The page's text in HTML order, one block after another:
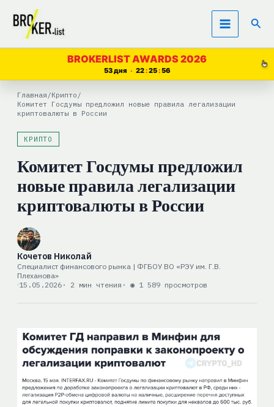
Перейти
содержимому
BROKERLIST AWARDS 2026
53 дня 22 25 55
Главная /Крипто /
Комитет Госдумы предложил новые правила легализации
криптовалюты в России
КРИПТО
Комитет Госдумы предложил
новые правила легализации
криптовалюты в России
Кочетов Николай
Специалист финансового рынка | ФГБОУ ВО «РЭУ им. Г.В.
Плеханова»
15.05.2026· 2 мин чтения · ◉ 1 589 просмотров